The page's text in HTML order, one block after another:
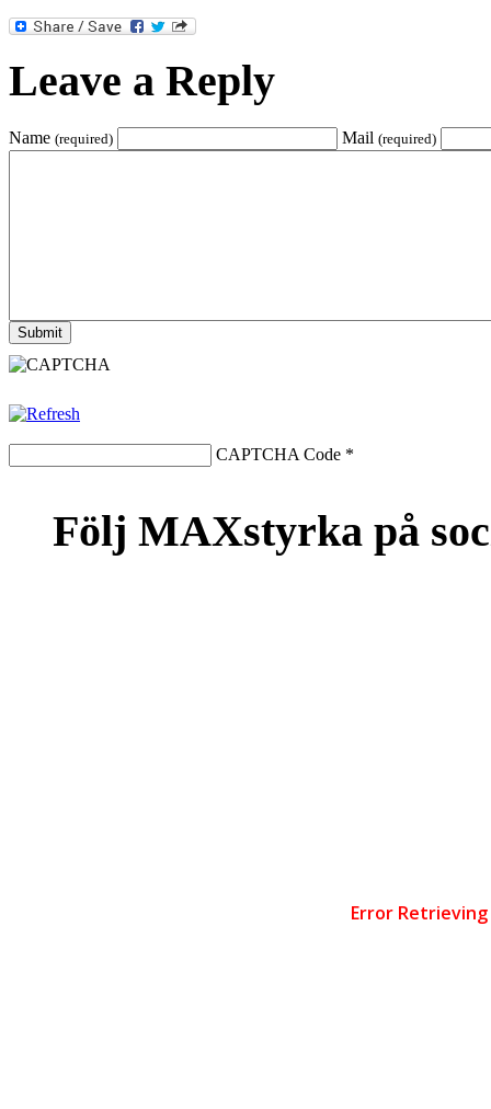
Leave a Reply
Name (required) Mail (required)
CAPTCHA Code *
Följ MAXstyrka på